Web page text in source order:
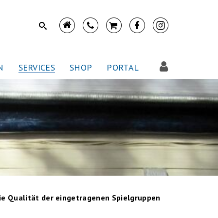
SERVICES SHOP PORTAL
Qualität der eingetragenen Spielgruppen